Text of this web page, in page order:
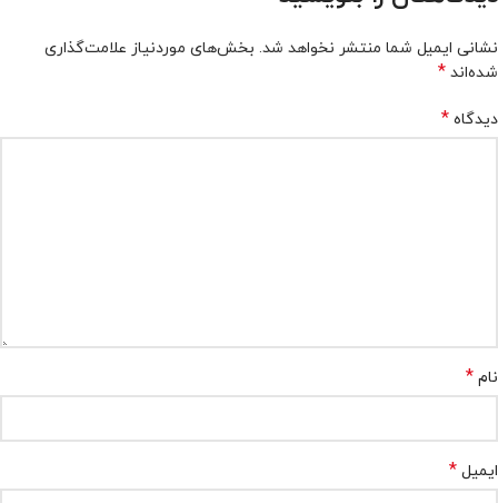
نشانی ایمیل شما منتشر نخواهد شد. بخش‌های موردنیاز علامت‌گذاری
شده‌اند*
دیدگاه*
نام*
ایمیل*